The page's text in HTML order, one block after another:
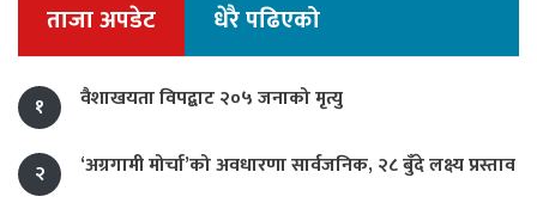
ताजा अपडेट धेरै पढिएको
१ वैशाखयता विपद्बाट २०५ जनाको मृत्यु
२ ‘अग्रगामी मोर्चा’को अवधारणा सार्वजनिक, २८ बुँदे लक्ष्य प्रस्ताव